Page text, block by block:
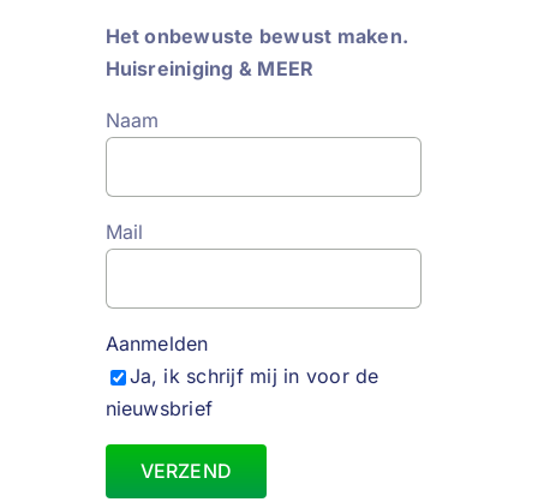
Het onbewuste bewust maken.
Huisreiniging & MEER
Naam
Mail
Aanmelden
Ja, ik schrijf mij in voor de
nieuwsbrief